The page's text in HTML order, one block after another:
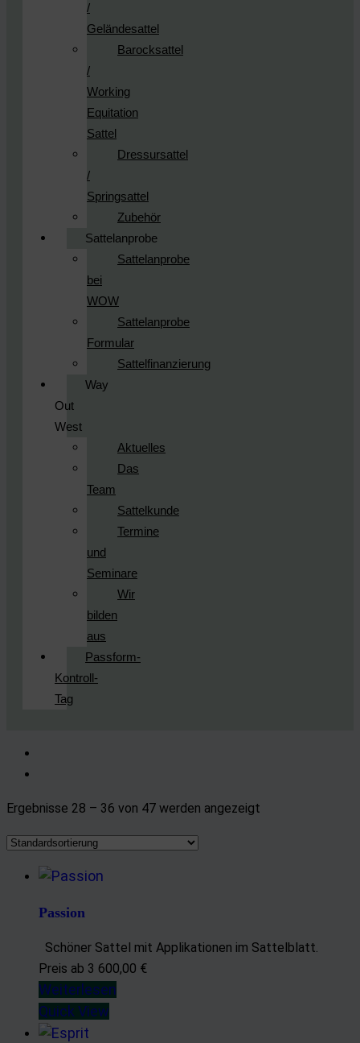
/
Geländesattel
Barocksattel
/
Working
Equitation
Sattel
Dressursattel
/
Springsattel
Zubehör
Sattelanprobe
Sattelanprobe
bei
WOW
Sattelanprobe
Formular
Sattelfinanzierung
Way
Out
West
Aktuelles
Das
Team
Sattelkunde
Termine
und
Seminare
Wir
bilden
aus
Passform-
Kontroll-
Tag
Ergebnisse 28 – 36 von 47 werden angezeigt
Passion
Schöner Sattel mit Applikationen im Sattelblatt.
Preis ab 3 600,00 €
Weiterlesen
Quick View